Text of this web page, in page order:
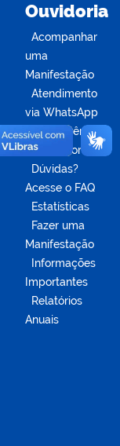
Ouvidoria
Acompanhar
uma
Manifestação
Atendimento
via WhatsApp
Competências
da Ouvidoria
Dúvidas?
Acesse o FAQ
Estatísticas
Fazer uma
Manifestação
Informações
Importantes
Relatórios
Anuais